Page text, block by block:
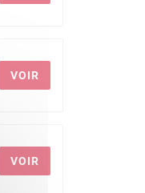
VOIR
VOIR